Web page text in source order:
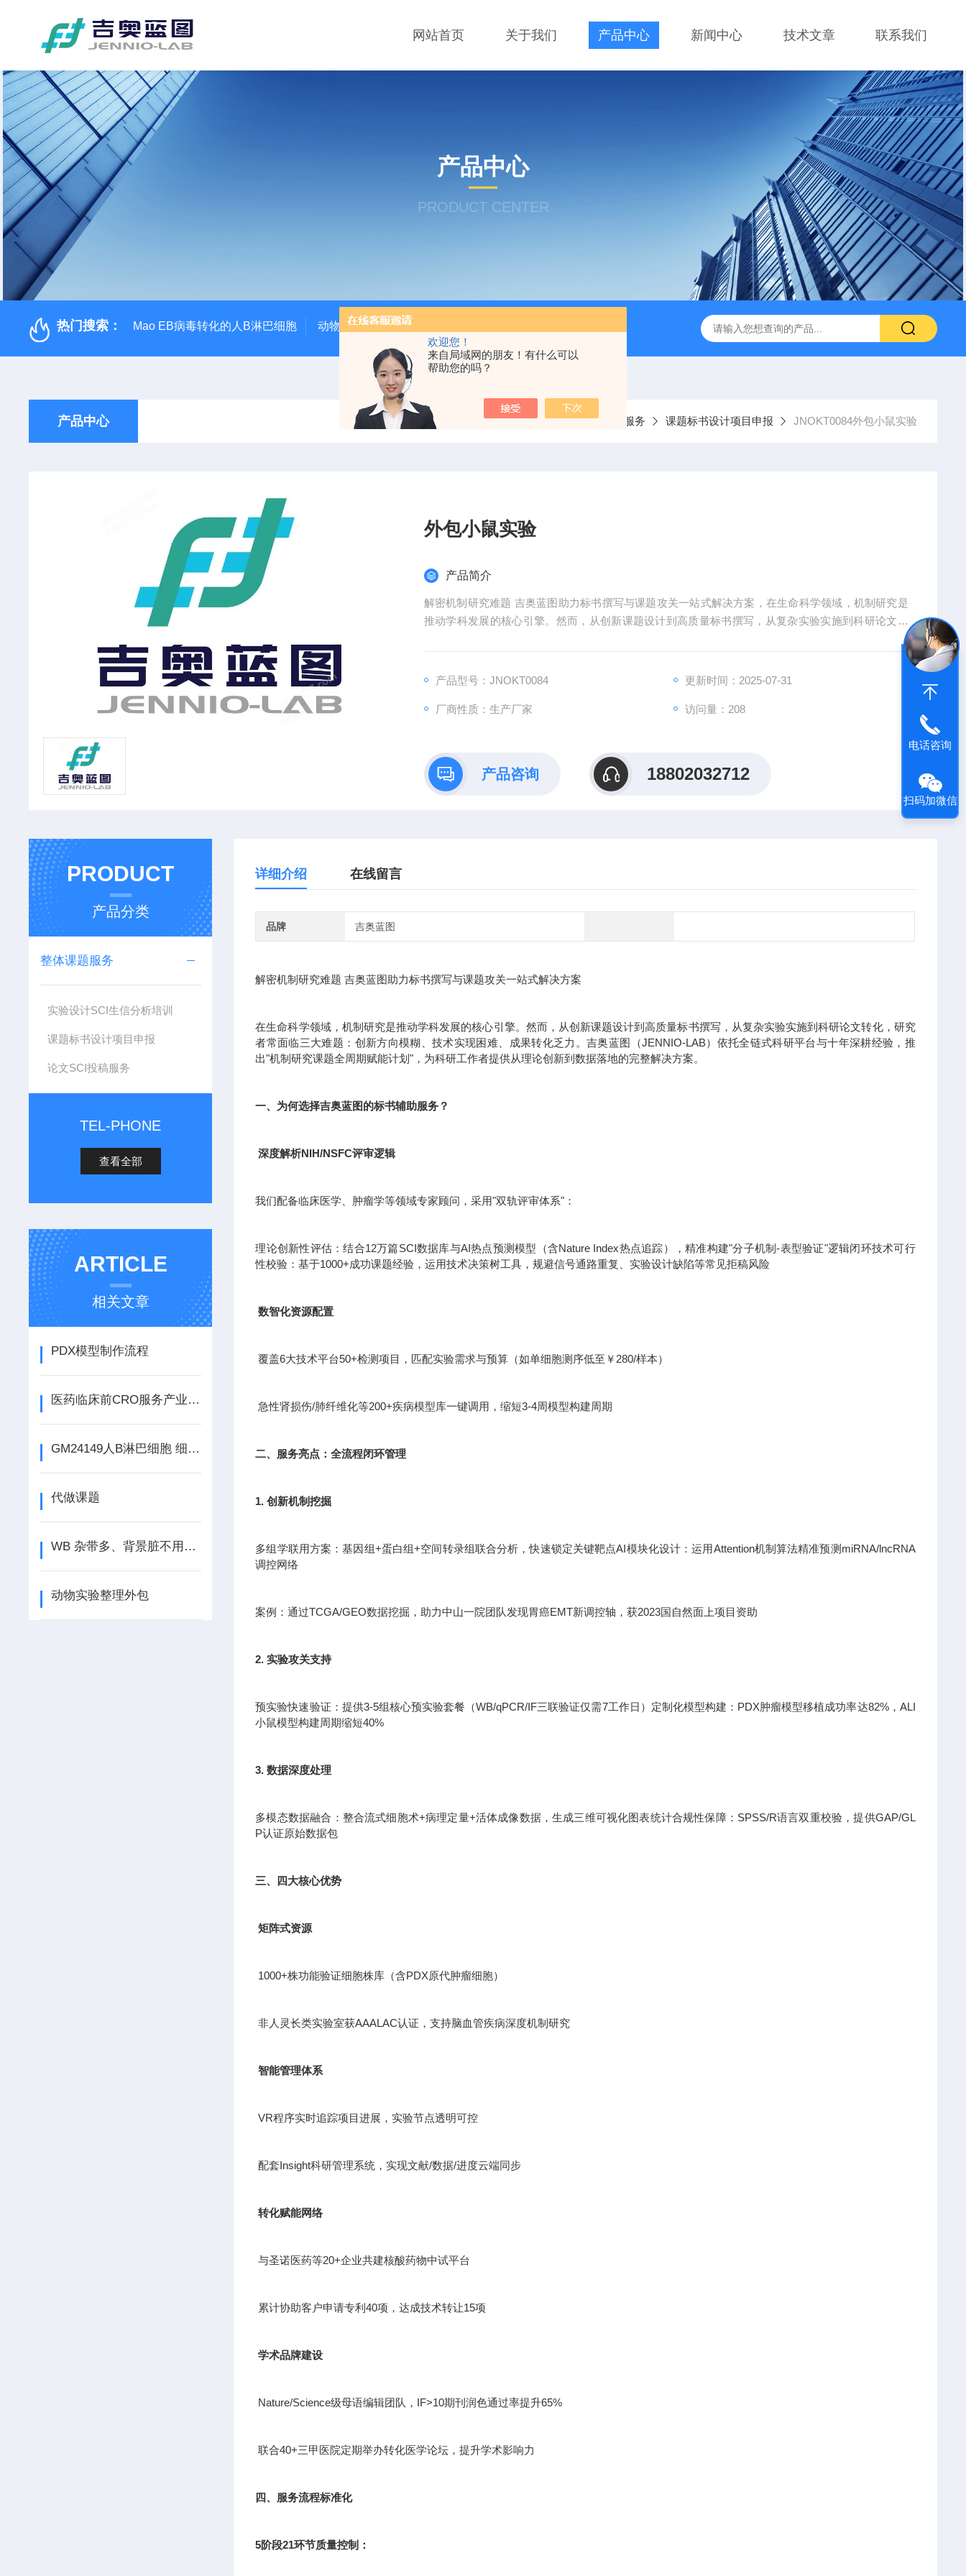
欢迎您！
来自局域网的朋友！有什么可以
帮助您的吗？
网站首页 关于我们 产品中心 新闻中心 技术文章 联系我们
产品中心
PRODUCT CENTER
热门搜索： Mao EB病毒转化的人B淋巴细胞 动物实验外包 北京 人源肿瘤组织异种移植（PDX）小鼠模型 流式实验外包
产品中心 当前位置： 首页 产品中心 整体课题服务 课题标书设计项目申报 JNOKT0084外包小鼠实验
外包小鼠实验
产品简介
解密机制研究难题 吉奥蓝图助力标书撰写与课题攻关一站式解决方案，在生命科学领域，机制研究是
推动学科发展的核心引擎。然而，从创新课题设计到高质量标书撰写，从复杂实验实施到科研论文转
化，研究者常面临三大难题：创新方向模糊、技术实现困难、成果转化乏力。吉奥蓝图（JENNIO-LA
B）依托全链式科研平台与十年深耕经验，推出"机制研究课题全周期赋能计划"，为科研工作者提供从
理论创新到数据落地的完整解决方案。
产品型号：JNOKT0084 更新时间：2025-07-31
厂商性质：生产厂家 访问量：208
产品咨询 18802032712
PRODUCT
产品分类
整体课题服务
实验设计SCI生信分析培训
课题标书设计项目申报
论文SCI投稿服务
TEL-PHONE
查看全部
ARTICLE
相关文章
PDX模型制作流程
医药临床前CRO服务产业是新兴的产业
GM24149人B淋巴细胞 细胞类型 组织来源 注意事项
代做课题
WB 杂带多、背景脏不用愁，吉奥蓝图来搞定
动物实验整理外包
详细介绍 在线留言
品牌 吉奥蓝图
解密机制研究难题 吉奥蓝图助力标书撰写与课题攻关一站式解决方案
在生命科学领域，机制研究是推动学科发展的核心引擎。然而，从创新课题设计到高质量标书撰写，从复杂实验实施到科研论文转化，研究
者常面临三大难题：创新方向模糊、技术实现困难、成果转化乏力。吉奥蓝图（JENNIO-LAB）依托全链式科研平台与十年深耕经验，推
出"机制研究课题全周期赋能计划"，为科研工作者提供从理论创新到数据落地的完整解决方案。
一、为何选择吉奥蓝图的标书辅助服务？
深度解析NIH/NSFC评审逻辑
我们配备临床医学、肿瘤学等领域专家顾问，采用"双轨评审体系"：
理论创新性评估：结合12万篇SCI数据库与AI热点预测模型（含Nature Index热点追踪），精准构建"分子机制-表型验证"逻辑闭环技术可行
性校验：基于1000+成功课题经验，运用技术决策树工具，规避信号通路重复、实验设计缺陷等常见拒稿风险
数智化资源配置
覆盖6大技术平台50+检测项目，匹配实验需求与预算（如单细胞测序低至￥280/样本）
急性肾损伤/肺纤维化等200+疾病模型库一键调用，缩短3-4周模型构建周期
二、服务亮点：全流程闭环管理
1. 创新机制挖掘
多组学联用方案：基因组+蛋白组+空间转录组联合分析，快速锁定关键靶点AI模块化设计：运用Attention机制算法精准预测miRNA/lncRNA
调控网络
案例：通过TCGA/GEO数据挖掘，助力中山一院团队发现胃癌EMT新调控轴，获2023国自然面上项目资助
2. 实验攻关支持
预实验快速验证：提供3-5组核心预实验套餐（WB/qPCR/IF三联验证仅需7工作日）定制化模型构建：PDX肿瘤模型移植成功率达82%，ALI
小鼠模型构建周期缩短40%
3. 数据深度处理
多模态数据融合：整合流式细胞术+病理定量+活体成像数据，生成三维可视化图表统计合规性保障：SPSS/R语言双重校验，提供GAP/GL
P认证原始数据包
三、四大核心优势
矩阵式资源
1000+株功能验证细胞株库（含PDX原代肿瘤细胞）
非人灵长类实验室获AAALAC认证，支持脑血管疾病深度机制研究
智能管理体系
VR程序实时追踪项目进展，实验节点透明可控
配套Insight科研管理系统，实现文献/数据/进度云端同步
转化赋能网络
与圣诺医药等20+企业共建核酸药物中试平台
累计协助客户申请专利40项，达成技术转让15项
学术品牌建设
Nature/Science级母语编辑团队，IF>10期刊润色通过率提升65%
联合40+三甲医院定期举办转化医学论坛，提升学术影响力
四、服务流程标准化
5阶段21环节质量控制：
电话咨询
扫码加微信